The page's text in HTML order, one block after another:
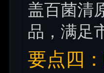
盖百菌清
品，满足
要点四